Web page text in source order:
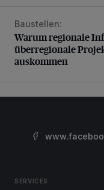
Warum regionale
Baustellen:
Warum regionale
überregionale
auskommen
SERVICES